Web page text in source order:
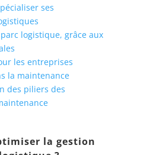
ses
logistique, grâce aux
les entreprises
la maintenance
des piliers des
la gestion